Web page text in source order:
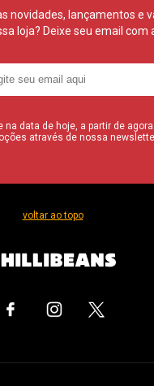
novidades, lançamentos e
loja? Deixe seu email com
data de hoje, a partir de
através de nossa
voltar ao topo